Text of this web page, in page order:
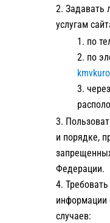
Задавать
услугам
по
по
и порядке,
Федерации.
информации
случаев: